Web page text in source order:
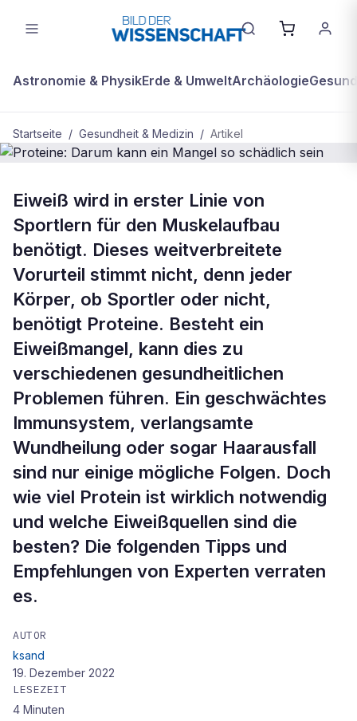
Astronomie & PhysikErde & UmweltArchäologie
Startseite / Gesundheit & Medizin / Artikel
Proteine: Darum kann ein Mangel so
schädlich sein
Eiweiß wird in erster Linie von
Sportlern für den Muskelaufbau
benötigt. Dieses weitverbreitete
Vorurteil stimmt nicht, denn jeder
Körper, ob Sportler oder nicht,
benötigt Proteine. Besteht ein
Eiweißmangel, kann dies zu
verschiedenen gesundheitlichen
Problemen führen. Ein geschwächtes
Immunsystem, verlangsamte
Wundheilung oder sogar Haarausfall
sind nur einige mögliche Folgen. Doch
wie viel Protein ist wirklich notwendig
und welche Eiweißquellen sind die
besten? Die folgenden Tipps und
Empfehlungen von Experten verraten
es.
AUTOR
ksand
19. Dezember 2022
LESEZEIT
4 Minuten